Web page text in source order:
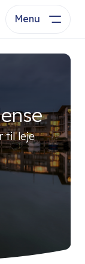
Menu
til leje